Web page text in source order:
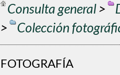
Consulta general>
>
Colección
FOTOGRAFÍA